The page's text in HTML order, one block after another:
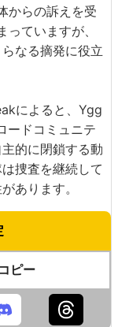
からの訴えを受
ていますが、
なる摘発に役立
によると、Ygg
ードコミュニテ
的に閉鎖する動
捜査を継続して
あります。
ピー